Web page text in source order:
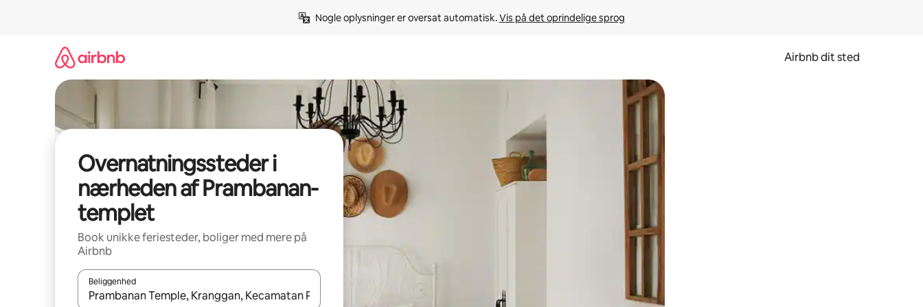
Nogle oplysninger er oversat automatisk. Vis på det oprindelige sprog
Airbnb dit sted
Overnatningssteder i
nærheden af Prambanan-
templet
Book unikke feriesteder, boliger med mere på
Airbnb
Beliggenhed
Når resultaterne er tilgængelige, skal du navigere med piletasterne op og ned eller se mere ved at trykke eller stryge.